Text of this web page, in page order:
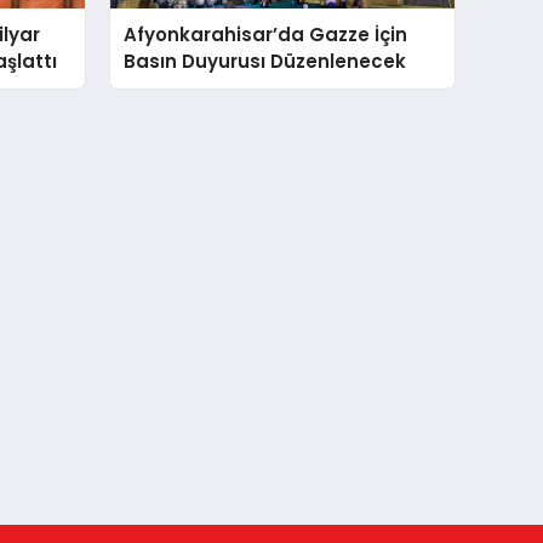
Afyonkarahisar’da Gazze İçin
Basın Duyurusı Düzenlenecek